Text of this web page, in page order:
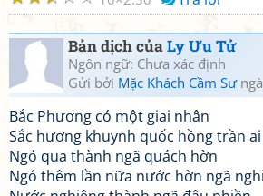
Bản dịch củaLy Ưu Tử
Ngôn ngữ: Chưa xác định
Gửi bởi Mặc Khách Cầm Sư
Bắc Phương có một giai nhân
Sắc hương khuynh quốc hồng trần
Ngó qua thành ngã quách hờn
Ngó thêm lần nữa nước hờn ngã